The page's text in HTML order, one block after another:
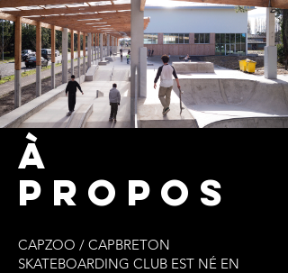
À
PROPOS
CAPZOO / CAPBRETON
SKATEBOARDING CLUB EST NÉ EN